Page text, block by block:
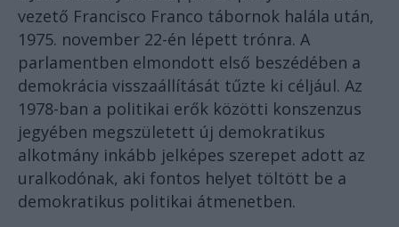
vezető Francisco Franco tábornok halála után,
1975. november 22-én lépett trónra. A
parlamentben elmondott első beszédében a
demokrácia visszaállítását tűzte ki céljául. Az
1978-ban a politikai erők közötti konszenzus
jegyében megszületett új demokratikus
alkotmány inkább jelképes szerepet adott az
uralkodónak, aki fontos helyet töltött be a
demokratikus politikai átmenetben.